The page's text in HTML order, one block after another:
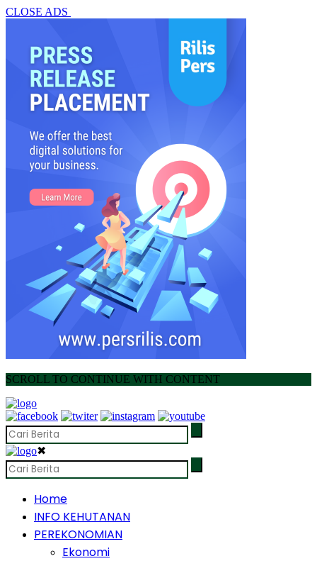
CLOSE ADS
SCROLL TO CONTINUE WITH CONTENT
✖
Home
INFO KEHUTANAN
PEREKONOMIAN
Ekonomi